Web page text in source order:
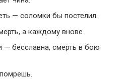
— соломки бы постелил.
а каждому внове.
— бесславна, смерть в бою